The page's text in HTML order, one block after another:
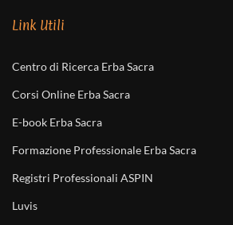
Link Utili
Centro di Ricerca Erba Sacra
Corsi Online Erba Sacra
E-book Erba Sacra
Formazione Professionale Erba Sacra
Registri Professionali ASPIN
Luvis